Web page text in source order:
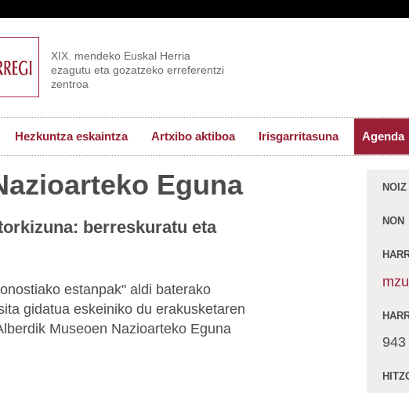
XIX. mendeko Euskal Herria
ezagutu eta gozatzeko erreferentzi
zentroa
Hezkuntza eskaintza Artxibo aktiboa Irisgarritasuna Agenda
Eguna
berreskuratu eta
estanpak" aldi baterako
gidatua eskeiniko du erakusketaren
Museoen Nazioarteko Eguna
NOIZ
NON